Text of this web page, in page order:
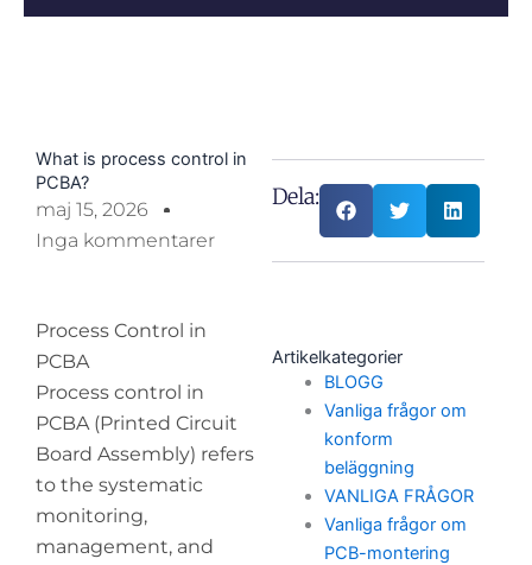
What is process control in
PCBA?
maj 15, 2026
Inga kommentarer
Process Control in
PCBA
Process control in
PCBA (Printed Circuit
Board Assembly) refers
to the systematic
monitoring,
management, and
Dela:
Artikelkategorier
BLOGG
Vanliga frågor om
konform
beläggning
VANLIGA FRÅGOR
Vanliga frågor om
PCB-montering